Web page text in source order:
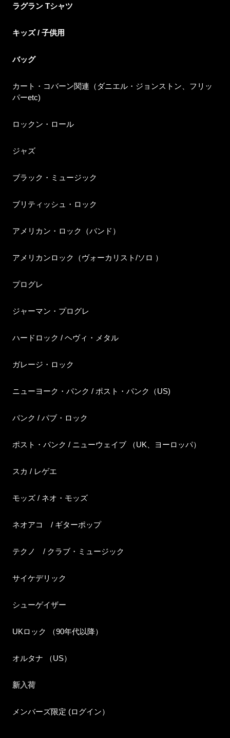
ラグラン Tシャツ
キッズ / 子供用
バッグ
カート・コバーン関連（ダニエル・ジョンストン、フリッ
パーetc)
ロックン・ロール
ジャズ
ブラック・ミュージック
ブリティッシュ・ロック
アメリカン・ロック（バンド）
アメリカンロック（ヴォーカリスト/ソロ ）
プログレ
ジャーマン・プログレ
ハードロック / ヘヴィ・メタル
ガレージ・ロック
ニューヨーク・パンク / ポスト・パンク（US)
パンク / パブ・ロック
ポスト・パンク / ニューウェイブ （UK、ヨーロッパ）
スカ / レゲエ
モッズ / ネオ・モッズ
ネオアコ / ギターポップ
テクノ / クラブ・ミュージック
サイケデリック
シューゲイザー
UKロック （90年代以降）
オルタナ （US）
新入荷
メンバーズ限定 (ログイン）